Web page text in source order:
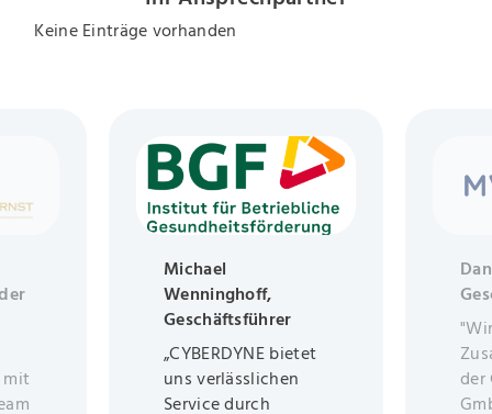
Keine Einträge vorhanden
mit
Michael
Wenninghoff,
Geschäftsführer
„CYBERDYNE bietet
uns verlässlichen
Service durch
der